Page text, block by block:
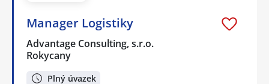
Manager Logistiky
Advantage Consulting, s.r.o.
Rokycany
Plný úvazek